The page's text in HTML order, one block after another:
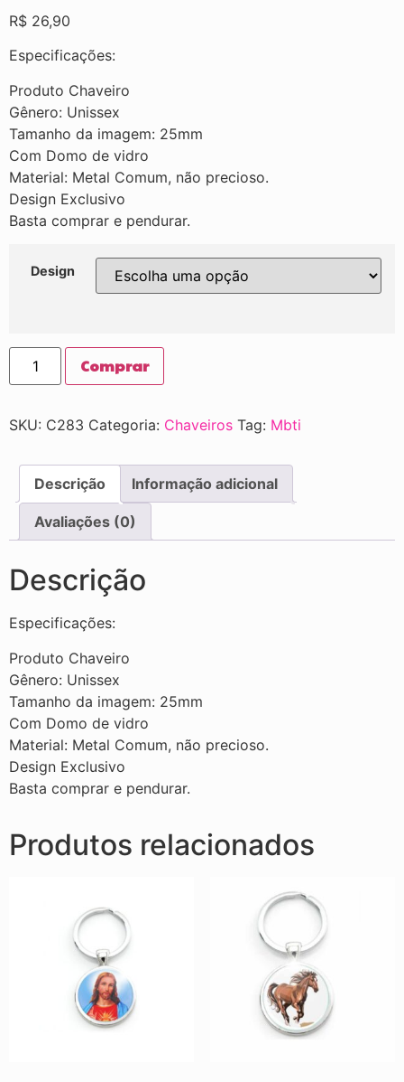
R$ 26,90
Especificações:
Produto Chaveiro
Gênero: Unissex
Tamanho da imagem: 25mm
Com Domo de vidro
Material: Metal Comum, não precioso.
Design Exclusivo
Basta comprar e pendurar.
Design
Comprar
SKU: C283 Categoria: Chaveiros Tag: Mbti
Descrição Informação adicional
Avaliações (0)
Descrição
Especificações:
Produto Chaveiro
Gênero: Unissex
Tamanho da imagem: 25mm
Com Domo de vidro
Material: Metal Comum, não precioso.
Design Exclusivo
Basta comprar e pendurar.
Produtos relacionados